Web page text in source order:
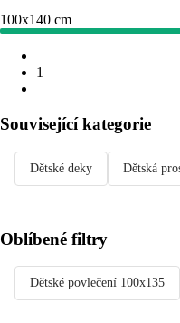
100x140 cm
1
Související kategorie
Dětské deky Dětská
Oblíbené filtry
Dětské povlečení 100x135